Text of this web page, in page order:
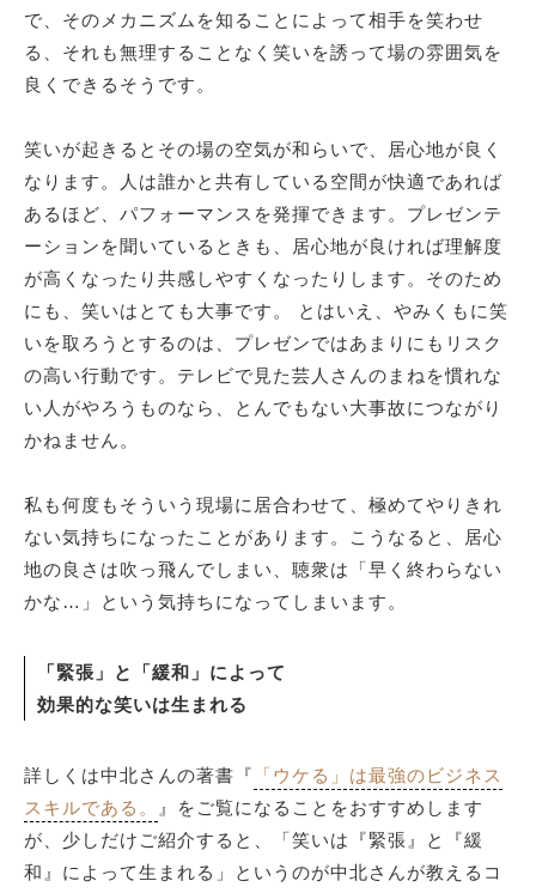
で、そのメカニズムを知ることによって相手を笑わせ
る、それも無理することなく笑いを誘って場の雰囲気を
良くできるそうです。
笑いが起きるとその場の空気が和らいで、居心地が良く
なります。人は誰かと共有している空間が快適であれば
あるほど、パフォーマンスを発揮できます。プレゼンテ
ーションを聞いているときも、居心地が良ければ理解度
が高くなったり共感しやすくなったりします。そのため
にも、笑いはとても大事です。 とはいえ、やみくもに笑
いを取ろうとするのは、プレゼンではあまりにもリスク
の高い行動です。テレビで見た芸人さんのまねを慣れな
い人がやろうものなら、とんでもない大事故につながり
かねません。
私も何度もそういう現場に居合わせて、極めてやりきれ
ない気持ちになったことがあります。こうなると、居心
地の良さは吹っ飛んでしまい、聴衆は「早く終わらない
かな…」という気持ちになってしまいます。
「緊張」と「緩和」によって
効果的な笑いは生まれる
詳しくは中北さんの著書『
「ウケる」は最強のビジネス
スキルである。
』をご覧になることをおすすめします
が、少しだけご紹介すると、「笑いは『緊張』と『緩
和』によって生まれる」というのが中北さんが教えるコ